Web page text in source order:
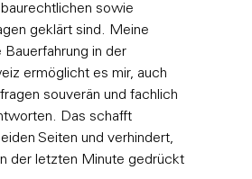
sowie
geklärt sind. Meine
Bauerfahrung in der
ermöglicht es mir, auch
souverän und fachlich
Das schafft
Seiten und verhindert,
der letzten Minute gedrückt